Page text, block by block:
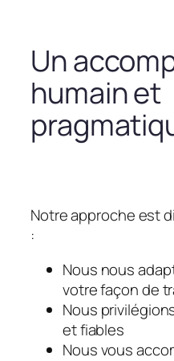
Un
humain et
Notre approche est
:
Nous nous
votre façon de
Nous
et fiables
Nous vous